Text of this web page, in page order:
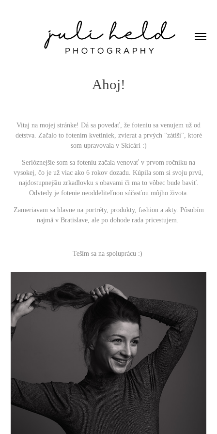
Ahoj!
Vitaj na mojej stránke! Dá sa povedať, že foteniu sa venujem už od
detstva. Začalo to fotením kvetiniek, zvierat a prvých "zátiší", ktoré
som upravovala v Skicári :)
Serióznejšie som sa foteniu začala venovať v prvom ročníku na
vysokej, čo je už viac ako 6 rokov dozadu. Kúpila som si svoju prvú,
najdostupnejšiu zrkadlovku s obavami či ma to vôbec bude baviť.
Odvtedy je fotenie neoddeliteľnou súčasťou môjho života.
Zameriavam sa hlavne na portréty, produkty, fashion a akty. Pôsobím
najmä v Bratislave, ale po dohode rada pricestujem.
Teším sa na spoluprácu :)